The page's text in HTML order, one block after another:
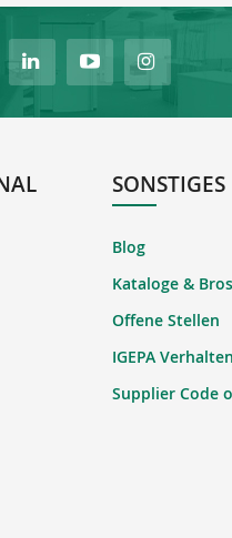
SONSTIGES
Blog
Kataloge &
Offene Stellen
IGEPA
Supplier Code